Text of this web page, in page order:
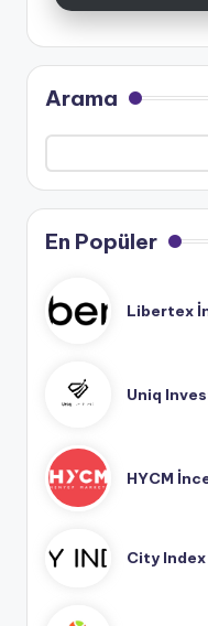
Arama
En Popüler
Libertex
Uniq
HYCM
City